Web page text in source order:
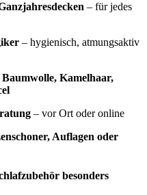
– für jedes
– hygienisch, atmungsaktiv
Kamelhaar,
– vor Ort oder online
Auflagen oder
besonders